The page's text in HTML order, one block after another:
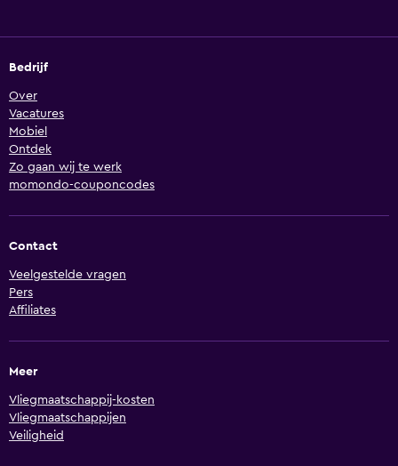
Bedrijf
Over
Vacatures
Mobiel
Ontdek
Zo gaan wij te werk
momondo-couponcodes
Contact
Veelgestelde vragen
Pers
Affiliates
Meer
Vliegmaatschappij-kosten
Vliegmaatschappijen
Veiligheid